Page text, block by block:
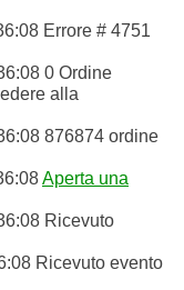
Errore # 4751
0 Ordine
alla
876874 ordine
Aperta una
Ricevuto
Ricevuto evento